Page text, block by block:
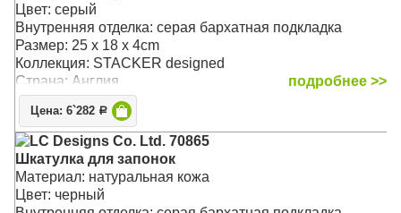
Цвет: серый
Внутренняя отделка: серая бархатная подкладка
Размер: 25 x 18 x 4cm
Коллекция: STACKER designed
Страна: Англия
подробнее >>
Цена: 6`282 Р
LC Designs Co. Ltd. 70865
Шкатулка для запонок
Материал: натуральная кожа
Цвет: черный